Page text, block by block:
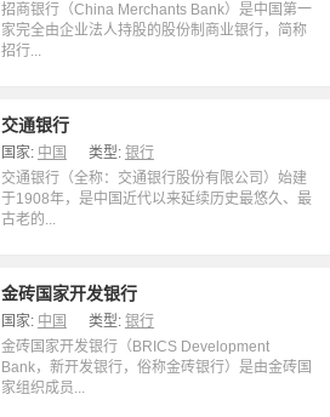
招商银行（China Merchants Bank）是中国第一
家完全由企业法人持股的股份制商业银行，简称
招行...
交通银行
国家: 中国 类型: 银行
交通银行（全称：交通银行股份有限公司）始建
于1908年，是中国近代以来延续历史最悠久、最
古老的...
金砖国家开发银行
国家: 中国 类型: 银行
金砖国家开发银行（BRICS Development
Bank，新开发银行，俗称金砖银行）是由金砖国
家组织成员...